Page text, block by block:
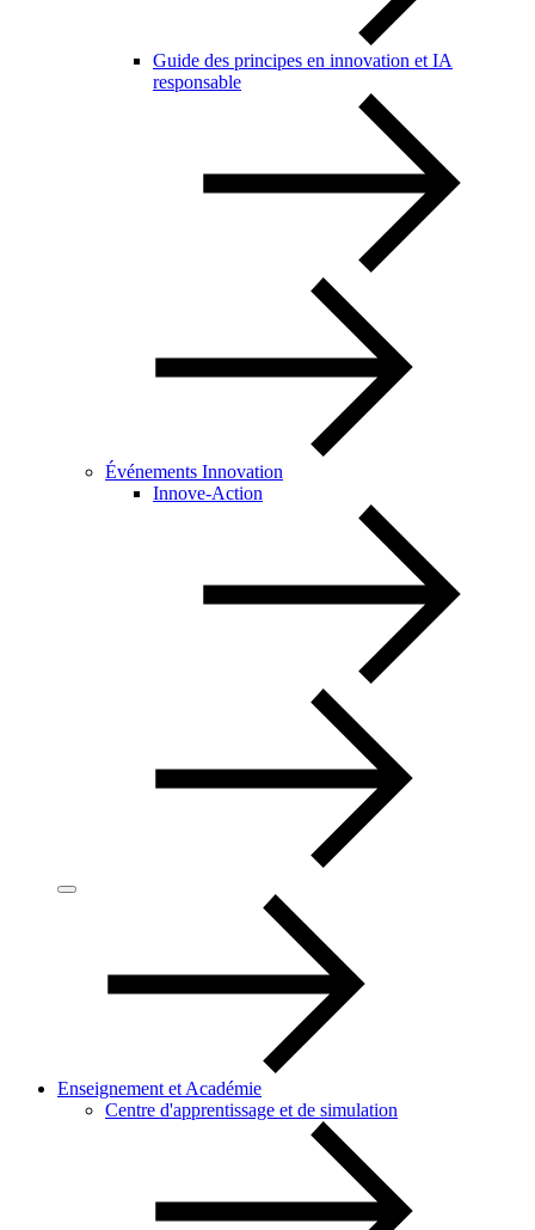
Guide des principes en innovation et IA
responsable
Événements Innovation
Innove-Action
Enseignement et Académie
Centre d'apprentissage et de simulation